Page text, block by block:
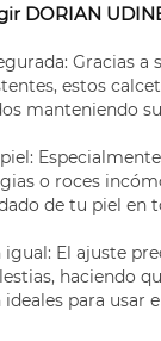
DORIAN
Gracias a
estos
manteniendo
o roces
de tu piel en
El ajuste
haciendo
para usar